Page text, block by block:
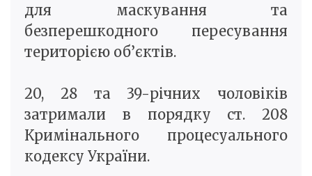
для маскування та
безперешкодного пересування
територією об’єктів.
20, 28 та 39-річних чоловіків
затримали в порядку ст. 208
Кримінального процесуального
кодексу України.